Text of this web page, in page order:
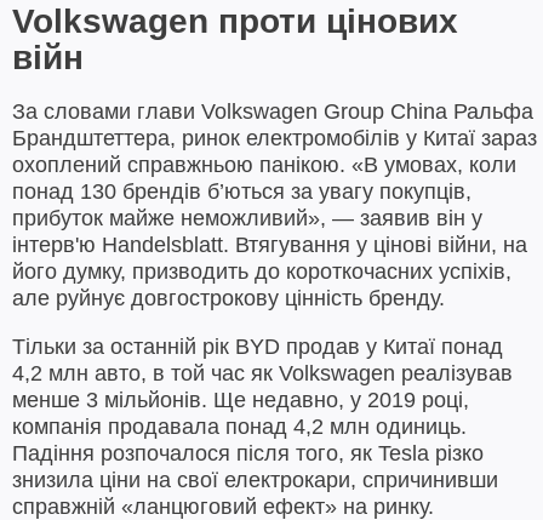
Volkswagen проти цінових
війн
За словами глави Volkswagen Group China Ральфа
Брандштеттера, ринок електромобілів у Китаї зараз
охоплений справжньою панікою. «В умовах, коли
понад 130 брендів б’ються за увагу покупців,
прибуток майже неможливий», — заявив він у
інтерв'ю Handelsblatt. Втягування у цінові війни, на
його думку, призводить до короткочасних успіхів,
але руйнує довгострокову цінність бренду.
Тільки за останній рік BYD продав у Китаї понад
4,2 млн авто, в той час як Volkswagen реалізував
менше 3 мільйонів. Ще недавно, у 2019 році,
компанія продавала понад 4,2 млн одиниць.
Падіння розпочалося після того, як Tesla різко
знизила ціни на свої електрокари, спричинивши
справжній «ланцюговий ефект» на ринку.